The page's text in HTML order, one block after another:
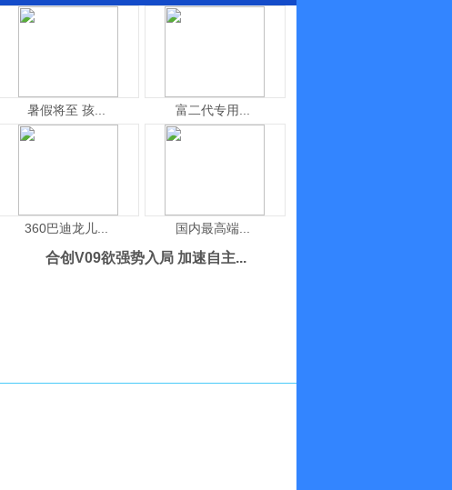
暑假将至 孩... 富二代专用...
360巴迪龙儿... 国内最高端...
合创V09欲强势入局 加速自主...